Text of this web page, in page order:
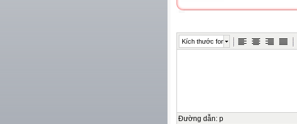
Kích thước font
Đường dẫn: p